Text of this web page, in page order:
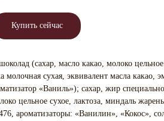
Купить сейчас
(сахар, масло какао, молоко цельное
молочная сухая, эквивалент масла какао,
«Ваниль»); сахар, жир
цельное сухое, лактоза, миндаль
ароматизаторы: «Ванилин», «Кокос»,